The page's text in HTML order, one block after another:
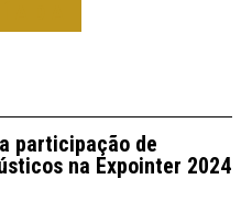
participação de
na Expointer 2024